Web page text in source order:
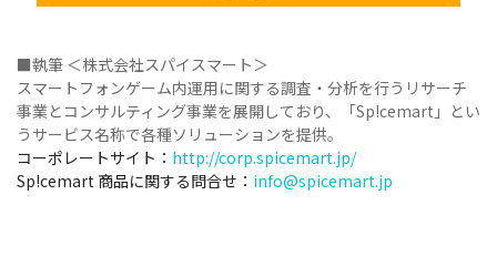
■執筆 ＜株式会社スパイスマート＞
スマートフォンゲーム内運用に関する調査・分析を行うリサーチ
事業とコンサルティング事業を展開しており、「Sp!cemart」とい
うサービス名称で各種ソリューションを提供。
コーポレートサイト： http://corp.spicemart.jp/
Sp!cemart 商品に関する問合せ： info@spicemart.jp